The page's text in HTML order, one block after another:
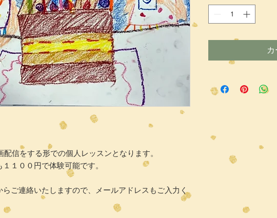
配信をする形での個人レッスンとなります。
１００円で体験可能です。
らご連絡いたしますので、メールアドレスもご入力く